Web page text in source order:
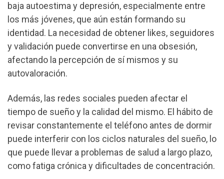
baja autoestima y depresión, especialmente entre
los más jóvenes, que aún están formando su
identidad. La necesidad de obtener likes, seguidores
y validación puede convertirse en una obsesión,
afectando la percepción de sí mismos y su
autovaloración.
Además, las redes sociales pueden afectar el
tiempo de sueño y la calidad del mismo. El hábito de
revisar constantemente el teléfono antes de dormir
puede interferir con los ciclos naturales del sueño, lo
que puede llevar a problemas de salud a largo plazo,
como fatiga crónica y dificultades de concentración.